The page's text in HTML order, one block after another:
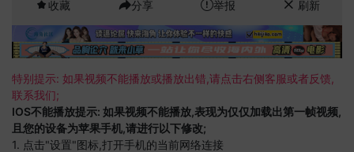
收藏 分享 举报 刷新
特别提示: 如果视频不能播放或播放出错,请点击右侧客服或者反馈,
联系我们;
IOS不能播放提示: 如果视频不能播放,表现为仅仅加载出第一帧视频,
且您的设备为苹果手机,请进行以下修改;
1. 点击"设置"图标,打开手机的当前网络连接